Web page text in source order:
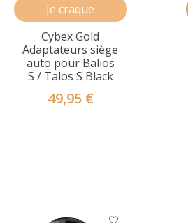
Je craque
Cybex Gold
Adaptateurs siège
auto pour Balios
S / Talos S Black
49,95 €